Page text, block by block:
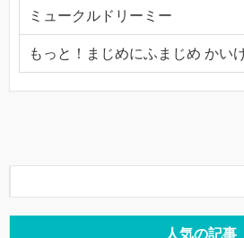
ミュークルドリーミー
もっと！まじめにふまじめ かい
人気の記事